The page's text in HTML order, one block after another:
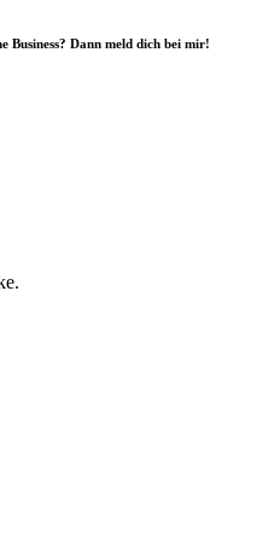
Business? Dann meld dich bei mir!